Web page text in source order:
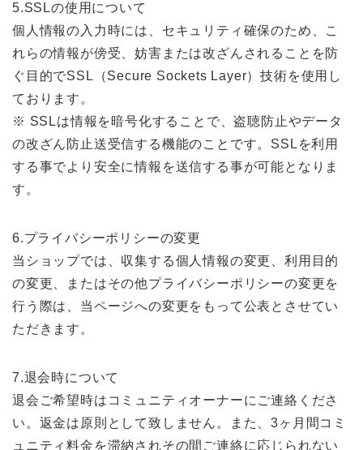
5.SSLの使用について
個人情報の入力時には、セキュリティ確保のため、こ
れらの情報が傍受、妨害または改ざんされることを防
ぐ目的でSSL（Secure Sockets Layer）技術を使用し
ております。
※ SSLは情報を暗号化することで、盗聴防止やデータ
の改ざん防止送受信する機能のことです。SSLを利用
する事でより安全に情報を送信する事が可能となりま
す。
6.プライバシーポリシーの変更
当ショップでは、収集する個人情報の変更、利用目的
の変更、またはその他プライバシーポリシーの変更を
行う際は、当ページへの変更をもって公表とさせてい
ただきます。
7.退会時について
退会ご希望時はコミュニティオーナーにご連絡くださ
い。返金は原則として致しません。また、3ヶ月間コミ
ュニティ料金を滞納されその間ご連絡に応じられない